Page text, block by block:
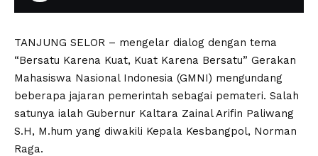
TANJUNG SELOR – mengelar dialog dengan tema
“Bersatu Karena Kuat, Kuat Karena Bersatu” Gerakan
Mahasiswa Nasional Indonesia (GMNI) mengundang
beberapa jajaran pemerintah sebagai pemateri. Salah
satunya ialah Gubernur Kaltara Zainal Arifin Paliwang
S.H, M.hum yang diwakili Kepala Kesbangpol, Norman
Raga.